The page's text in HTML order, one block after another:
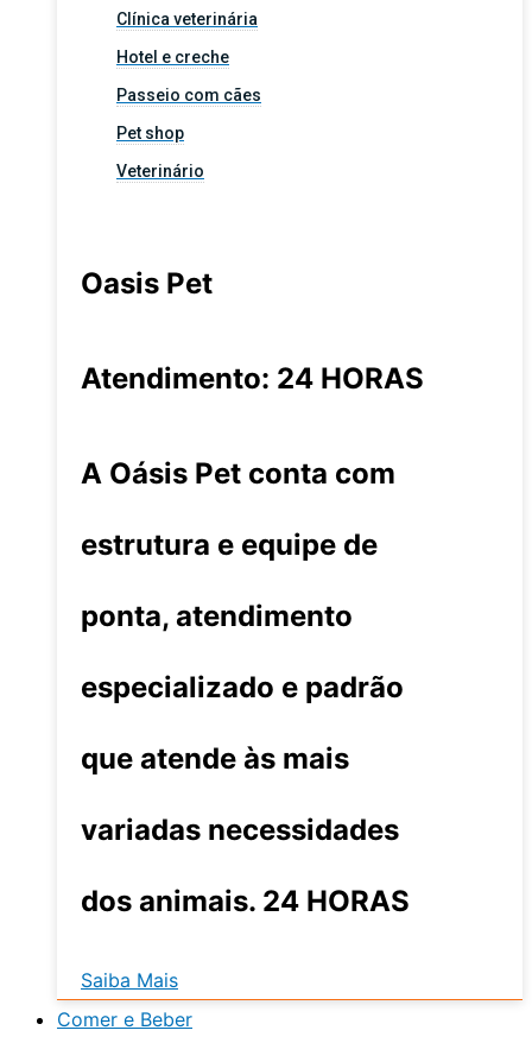
Clínica veterinária
Hotel e creche
Passeio com cães
Pet shop
Veterinário
Oasis Pet
Atendimento: 24 HORAS
A Oásis Pet conta com
estrutura e equipe de
ponta, atendimento
especializado e padrão
que atende às mais
variadas necessidades
dos animais. 24 HORAS
Saiba Mais
Comer e Beber